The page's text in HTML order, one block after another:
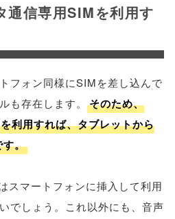
通信専用SIMを利用す
フォン同様にSIMを差し込んで
も存在します。
そのため、
利用すれば、タブレットから
す。
スマートフォンに挿入して利用
でしょう。これ以外にも、音声